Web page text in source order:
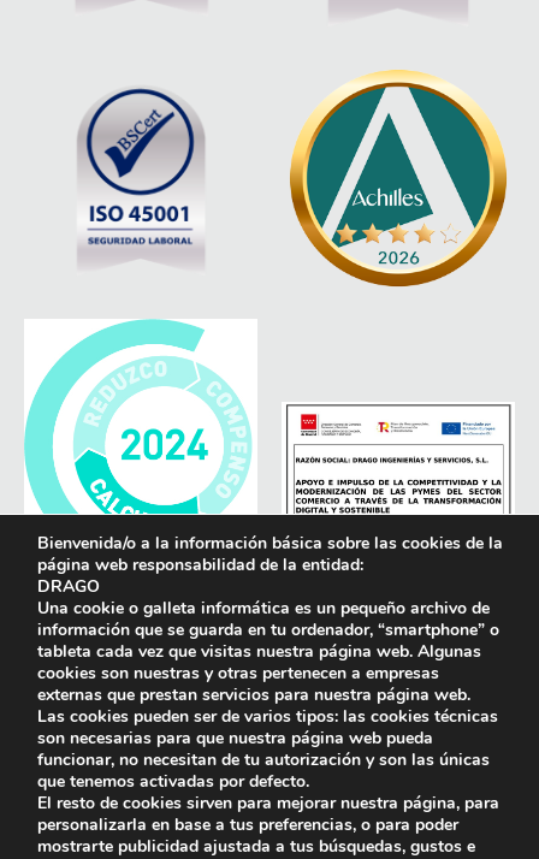
Bienvenida/o a la información básica sobre las cookies de la
página web responsabilidad de la entidad:
DRAGO
Una cookie o galleta informática es un pequeño archivo de
información que se guarda en tu ordenador, “smartphone” o
tableta cada vez que visitas nuestra página web. Algunas
cookies son nuestras y otras pertenecen a empresas
externas que prestan servicios para nuestra página web.
Las cookies pueden ser de varios tipos: las cookies técnicas
son necesarias para que nuestra página web pueda
funcionar, no necesitan de tu autorización y son las únicas
que tenemos activadas por defecto.
El resto de cookies sirven para mejorar nuestra página, para
personalizarla en base a tus preferencias, o para poder
mostrarte publicidad ajustada a tus búsquedas, gustos e